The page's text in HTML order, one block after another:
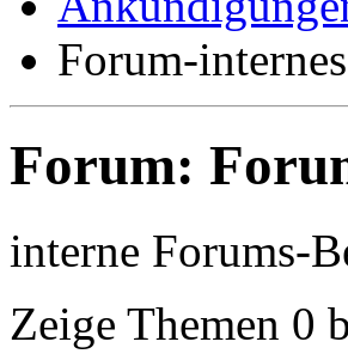
Forum-internes
Forum:
interne Forums-
Zeige Themen 0